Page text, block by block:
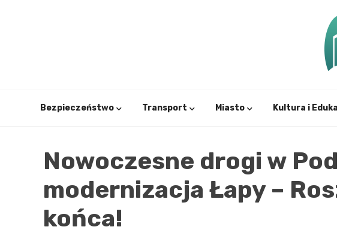
Bezpieczeństwo Transport Miasto Kultura i
Nowoczesne drogi w
modernizacja Łapy –
końca!